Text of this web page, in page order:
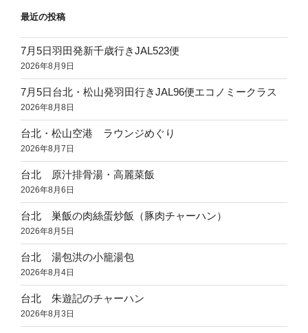
最近の投稿
7月5日羽田発新千歳行きJAL523便
2026年8月9日
7月5日台北・松山発羽田行きJAL96便エコノミークラス
2026年8月8日
台北・松山空港 ラウンジめぐり
2026年8月7日
台北 原汁排骨湯・高麗菜飯
2026年8月6日
台北 巣飯の肉絲蛋炒飯（豚肉チャーハン）
2026年8月5日
台北 湯包洪の小籠湯包
2026年8月4日
台北 朱遊記のチャーハン
2026年8月3日